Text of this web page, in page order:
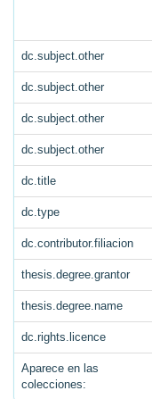
dc.subject.other
dc.subject.other
dc.subject.other
dc.subject.other
dc.title
dc.type
dc.contributor.filiacion
thesis.degree.grantor
thesis.degree.name
dc.rights.licence
Aparece en las
colecciones: